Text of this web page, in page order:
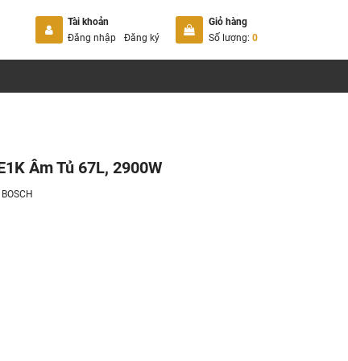
Tài khoản
Đăng nhập
Đăng ký
Giỏ hàng
Số lượng: 0
Âm Tủ 67L, 2900W
BOSCH